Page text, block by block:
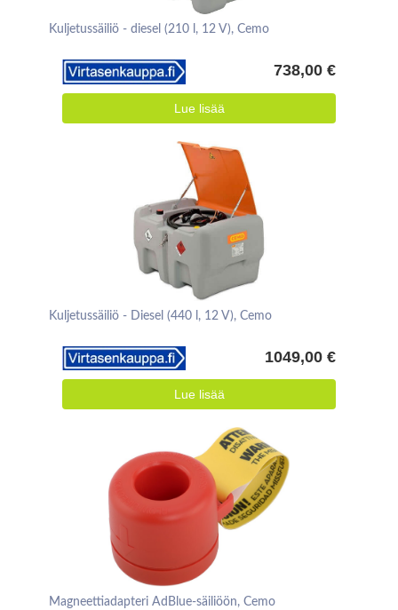
Kuljetussäiliö - diesel (210 l, 12 V), Cemo
738,00 €
Lue lisää
Kuljetussäiliö - Diesel (440 l, 12 V), Cemo
1049,00 €
Lue lisää
Magneettiadapteri AdBlue-säiliöön, Cemo